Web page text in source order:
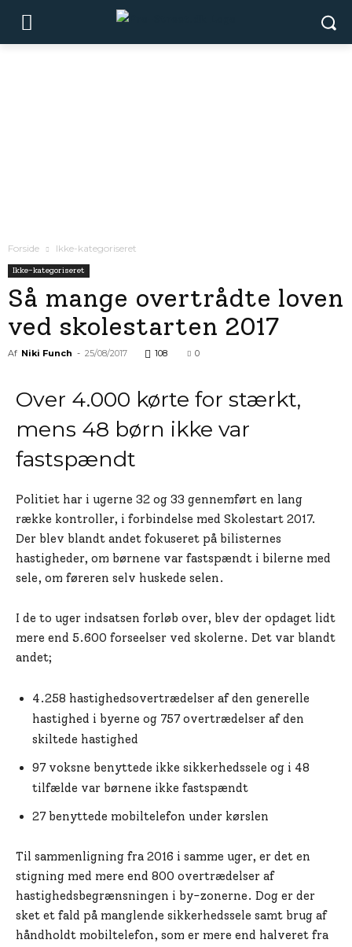
Forside Ikke-kategoriseret
Ikke-kategoriseret
Så mange overtrådte loven
ved skolestarten 2017
Af Niki Funch - 25/08/2017 108 0
Over 4.000 kørte for stærkt,
mens 48 børn ikke var
fastspændt
Politiet har i ugerne 32 og 33 gennemført en lang
række kontroller, i forbindelse med Skolestart 2017.
Der blev blandt andet fokuseret på bilisternes
hastigheder, om børnene var fastspændt i bilerne med
sele, om føreren selv huskede selen.
I de to uger indsatsen forløb over, blev der opdaget lidt
mere end 5.600 forseelser ved skolerne. Det var blandt
andet;
4.258 hastighedsovertrædelser af den generelle
hastighed i byerne og 757 overtrædelser af den
skiltede hastighed
97 voksne benyttede ikke sikkerhedssele og i 48
tilfælde var børnene ikke fastspændt
27 benyttede mobiltelefon under kørslen
Til sammenligning fra 2016 i samme uger, er det en
stigning med mere end 800 overtrædelser af
hastighedsbegrænsningen i by-zonerne. Dog er der
sket et fald på manglende sikkerhedssele samt brug af
håndholdt mobiltelefon, som er mere end halveret fra